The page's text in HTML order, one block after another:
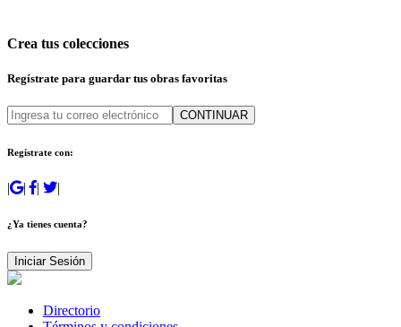
Crea tus colecciones
Regístrate para guardar tus obras favoritas
CONTINUAR
Regístrate con:
| | | |
¿Ya tienes cuenta?
Iniciar Sesión
Directorio